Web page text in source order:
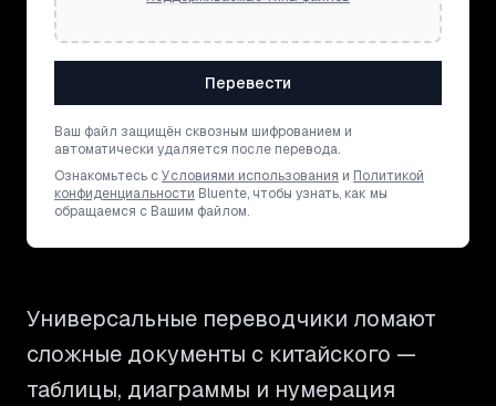
Перевести
Ваш файл защищён сквозным шифрованием и
автоматически удаляется после перевода.
Ознакомьтесь сУсловиями использования и Политикой
конфиденциальности Bluente, чтобы узнать, как мы
обращаемся с Вашим файлом.
Универсальные переводчики ломают
сложные документы с китайского —
таблицы, диаграммы и нумерация